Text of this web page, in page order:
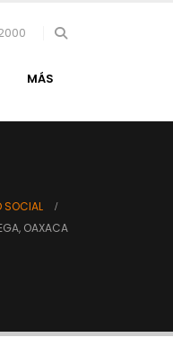
MÁS
SOCIAL
OAXACA